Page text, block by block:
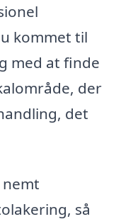
kommet til
med at finde
der
det
så